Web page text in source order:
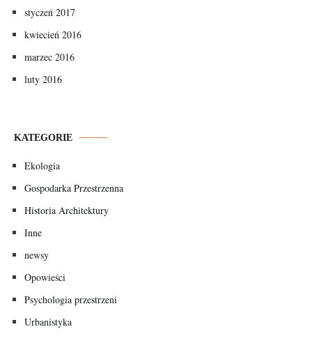
styczeń 2017
kwiecień 2016
marzec 2016
luty 2016
KATEGORIE
Ekologia
Gospodarka Przestrzenna
Historia Architektury
Inne
newsy
Opowieści
Psychologia przestrzeni
Urbanistyka